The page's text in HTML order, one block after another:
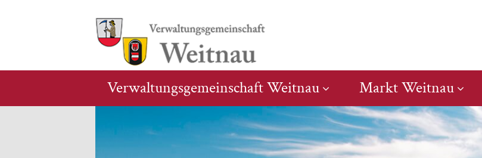
Verwaltungsgemeinschaft Weitnau Markt Weitnau